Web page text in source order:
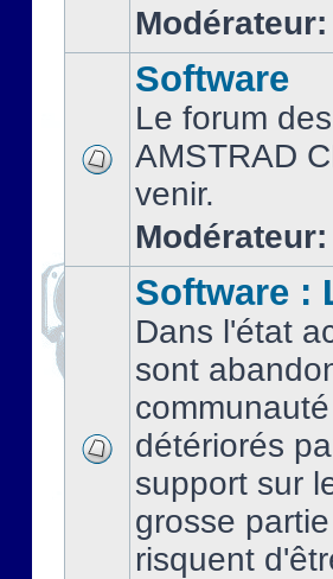
Modérateur:
Software
Le forum
AMSTRAD
venir.
Modérateur:
Software :
Dans l'état
sont
détériorés
support sur
grosse
risquent